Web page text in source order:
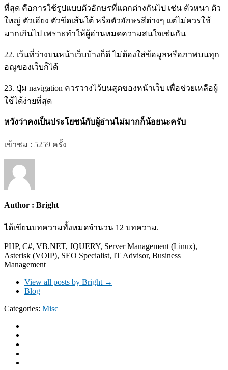
ที่สุด คือการใช้รูปแบบตัวอักษรที่แตกต่างกันไป เช่น ตัวหนา ตัว
ใหญ่ ตัวเอียง ตัวขีดเส้นใต้ หรือตัวอักษรสีต่างๆ แต่ไม่ควรใช้
มากเกินไป เพราะทำให้ผู้อ่านหมดความสนใจเช่นกัน
22. เว้นที่ว่างบนหน้าเว็บบ้างก็ดี ไม่ต้องใส่ข้อมูลหรือภาพบนทุก
อณูของเว็บก็ได้
23. ปุ่ม navigation ควรวางไว้บนสุดของหน้าเว็บ เพื่อช่วยเหลือผู้
ใช้ได้ง่ายที่สุด
หวังว่าคงเป็นประโยชน์กับผู้อ่านไม่มากก็น้อยนะครับ
เข้าชม : 5259 ครั้ง
Author : Bright
ได้เขียนบทความทั้งหมดจำนวน 12 บทความ.
PHP, C#, VB.NET, JQUERY, Server Management (Linux),
Asterisk (VOIP), SEO Specialist, IT Advisor, Business
Management
View all posts by Bright →
Blog
Categories: Misc